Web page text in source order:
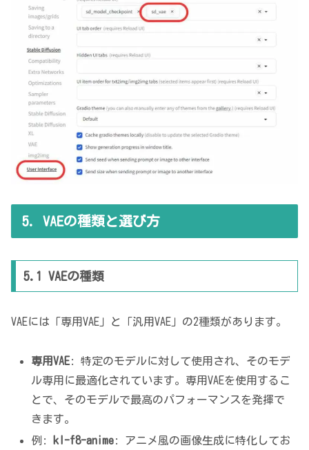
5. VAEの種類と選び方
5.1 VAEの種類
VAEには「専用VAE」と「汎用VAE」の2種類があります。
専用VAE: 特定のモデルに対して使用され、そのモデ
ル専用に最適化されています。専用VAEを使用するこ
とで、そのモデルで最高のパフォーマンスを発揮で
きます。
例:
kl-f8-anime: アニメ風の画像生成に特化してお